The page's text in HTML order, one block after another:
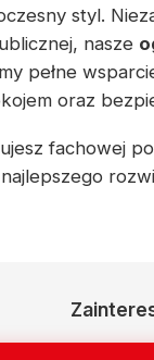
styl.
nasze
pełne
oraz
fachowej